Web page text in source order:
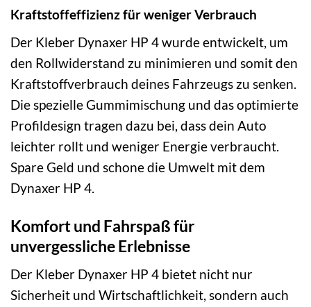
Kraftstoffeffizienz für weniger Verbrauch
Der Kleber Dynaxer HP 4 wurde entwickelt, um
den Rollwiderstand zu minimieren und somit den
Kraftstoffverbrauch deines Fahrzeugs zu senken.
Die spezielle Gummimischung und das optimierte
Profildesign tragen dazu bei, dass dein Auto
leichter rollt und weniger Energie verbraucht.
Spare Geld und schone die Umwelt mit dem
Dynaxer HP 4.
Komfort und Fahrspaß für
unvergessliche Erlebnisse
Der Kleber Dynaxer HP 4 bietet nicht nur
Sicherheit und Wirtschaftlichkeit, sondern auch